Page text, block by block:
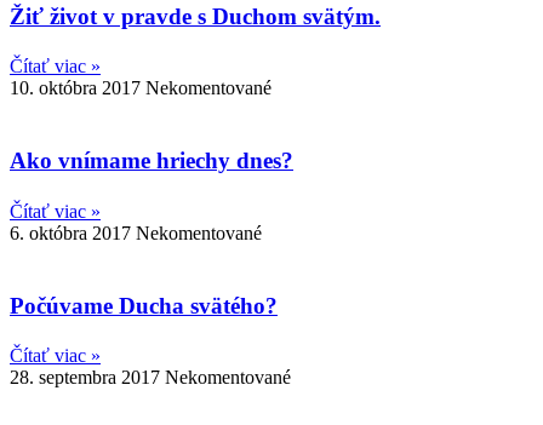
Žiť život v pravde s Duchom svätým.
Čítať viac »
10. októbra 2017 Nekomentované
Ako vnímame hriechy dnes?
Čítať viac »
6. októbra 2017 Nekomentované
Počúvame Ducha svätého?
Čítať viac »
28. septembra 2017 Nekomentované